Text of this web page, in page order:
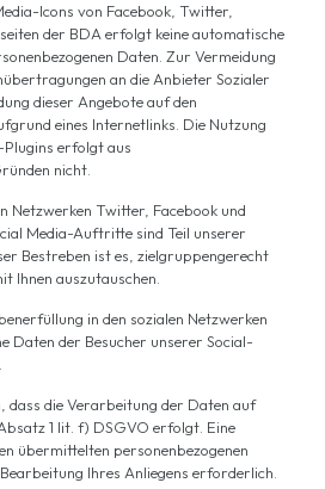
Icons von Facebook, Twitter,
der BDA erfolgt keine automatische
Daten. Zur Vermeidung
an die Anbieter Sozialer
dieser Angebote auf den
eines Internetlinks. Die Nutzung
erfolgt aus
nicht.
Netzwerken Twitter, Facebook und
Media-Auftritte sind Teil unserer
Bestreben ist es, zielgruppengerecht
Ihnen auszutauschen.
in den sozialen Netzwerken
Daten der Besucher unserer Social-
dass die Verarbeitung der Daten auf
1 lit. f) DSGVO erfolgt. Eine
übermittelten personenbezogenen
Ihres Anliegens erforderlich.